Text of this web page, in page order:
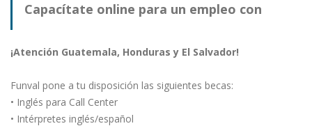
Capacítate online para un empleo con
FUNVAL
¡Atención Guatemala, Honduras y El Salvador!
Funval pone a tu disposición las siguientes becas:
• Inglés para Call Center
• Intérpretes inglés/español